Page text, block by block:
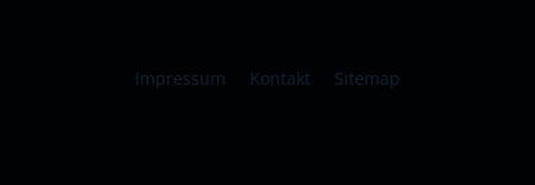
Impressum Kontakt Sitemap